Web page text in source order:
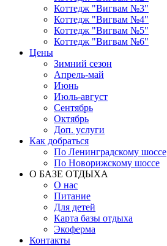
Коттедж "Вигвам №3"
Коттедж "Вигвам №4"
Коттедж "Вигвам №5"
Коттедж "Вигвам №6"
Цены
Зимний сезон
Апрель-май
Июнь
Июль-август
Сентябрь
Октябрь
Доп. услуги
Как добраться
По Ленинградскому шоссе
По Новорижскому шоссе
О БАЗЕ ОТДЫХА
О нас
Питание
Для детей
Карта базы отдыха
Экоферма
Контакты